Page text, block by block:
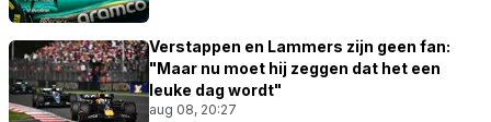
Verstappen en Lammers zijn geen fan:
"Maar nu moet hij zeggen dat het een
leuke dag wordt"
aug 08, 20:27